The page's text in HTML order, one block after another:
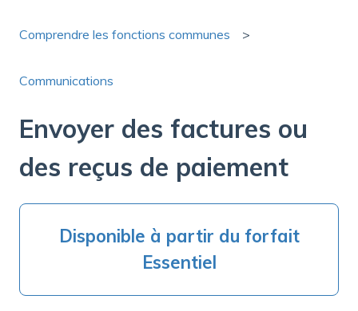
Comprendre les fonctions communes
Communications
Envoyer des factures ou
des reçus de paiement
Disponible à partir du forfait
Essentiel